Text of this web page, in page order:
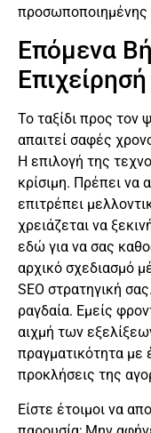
προσωποποιημένης
Επόμενα
Το ταξίδι προς τον
απαιτεί σαφές
Η επιλογή της
κρίσιμη. Πρέπει να
επιτρέπει
χρειάζεται να
εδώ για να σας
αρχικό σχεδιασμό
SEO στρατηγική
ραγδαία. Εμείς
αιχμή των
πραγματικότητα με
προκλήσεις της
Είστε έτοιμοι να